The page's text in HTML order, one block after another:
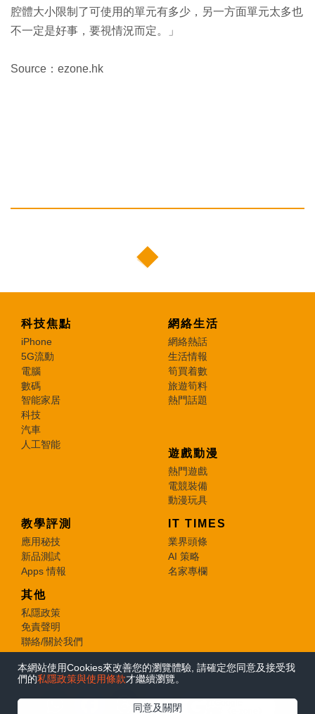
本網站使用Cookies來改善您的瀏覽體驗, 請確定您同意及接受我
們的私隱政策與使用條款才繼續瀏覽。
同意及關閉
腔體大小限制了可使用的單元有多少，另一方面單元太多也
不一定是好事，要視情況而定。」
Source：ezone.hk
科技焦點
iPhone
5G流動
電腦
數碼
智能家居
科技
汽車
人工智能
網絡生活
網絡熱話
生活情報
筍買着數
旅遊筍料
熱門話題
遊戲動漫
熱門遊戲
電競裝備
動漫玩具
教學評測
應用秘技
新品測試
Apps 情報
IT TIMES
業界頭條
AI 策略
名家專欄
其他
私隱政策
免責聲明
聯絡/關於我們
© 2026 e-zone. All Rights Reserved.